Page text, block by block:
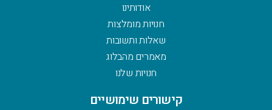
אודותינו
חנויות מומלצות
שאלות ותשובות
מאמרים מהבלוג
חנויות שלנו
קישורים שימושיים